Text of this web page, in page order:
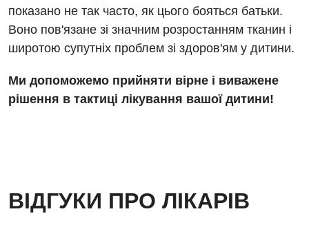
показано не так часто, як цього бояться батьки.
Воно пов'язане зі значним розростанням тканин і
широтою супутніх проблем зі здоров'ям у дитини.
Ми допоможемо прийняти вірне і виважене
рішення в тактиці лікування вашої дитини!
ВІДГУКИ ПРО ЛІКАРІВ